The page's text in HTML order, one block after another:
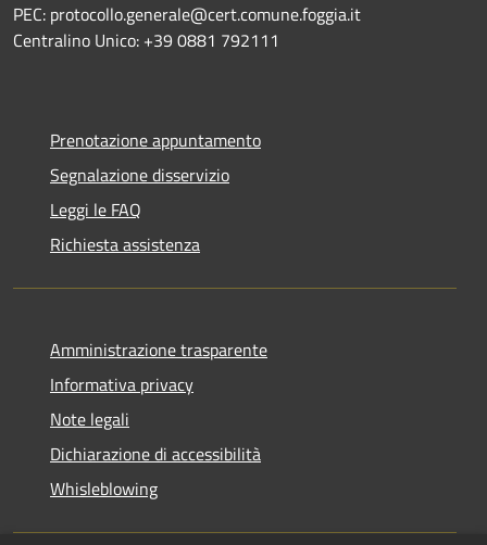
PEC: protocollo.generale@cert.comune.foggia.it
Centralino Unico: +39 0881 792111
Prenotazione appuntamento
Segnalazione disservizio
Leggi le FAQ
Richiesta assistenza
Amministrazione trasparente
Informativa privacy
Note legali
Dichiarazione di accessibilità
Whisleblowing